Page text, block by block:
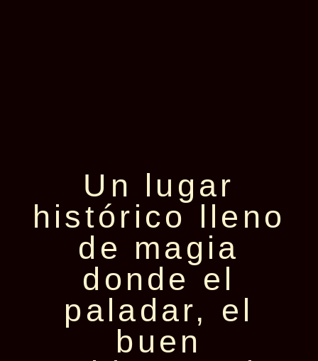
Un lugar
histórico lleno
de magia
donde el
paladar, el
buen